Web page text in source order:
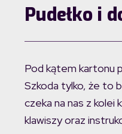
Pudełko i
Pod kątem kartonu
Szkoda tylko, że to
czeka na nas z kolei
klawiszy oraz